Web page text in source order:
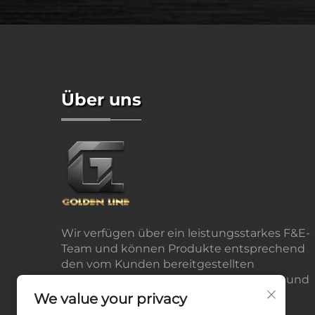
Über uns
Wir verfügen über ein leistungsstarkes F&E-
Team und können Produkte entsprechend
den vom Kunden bereitgestellten
Zeichnungen oder Mustern entwickeln und
produzieren.
We value your privacy